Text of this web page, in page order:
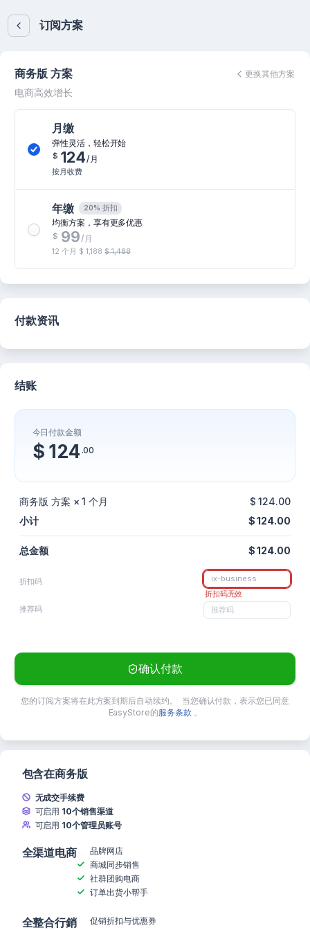
订阅方案
商务版 方案
电商高效增长
更换其他方案
月缴
弹性灵活，轻松开始
$ 124/月
按月收费
年缴 20% 折扣
均衡方案，享有更多优惠
$ 99/月
12 个月 $ 1,188 $ 1,488
付款资讯
结账
今日付款金额
$ 124 .00
商务版 方案 × 1 个月
$ 124.00
小计
$ 124.00
总金额 $ 124.00
折扣码
折扣码无效
推荐码
确认付款
您的订阅方案将在此方案到期后自动续约。
当您确认付款，表示您已同意
EasyStore的服务条款 。
包含在商务版
无成交手续费
可启用 10个销售渠道
可启用 10个管理员账号
全渠道电商
品牌网店
商城同步销售
社群团购电商
订单出货小帮手
全整合行銷
促销折扣与优惠券